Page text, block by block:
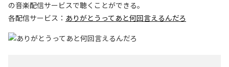
の音楽配信サービスで聴くことができる。
各配信サービス： ありがとうってあと何回言えるんだろ